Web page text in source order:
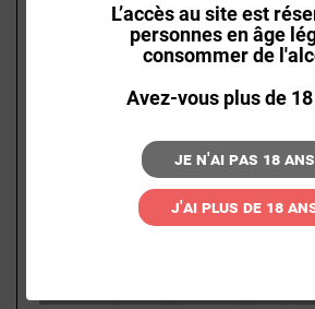
L’accès au site est
personnes en âge
consommer de
Avez-vous plus de 18
Je n'ai pas 18 ans
J'ai plus de 18